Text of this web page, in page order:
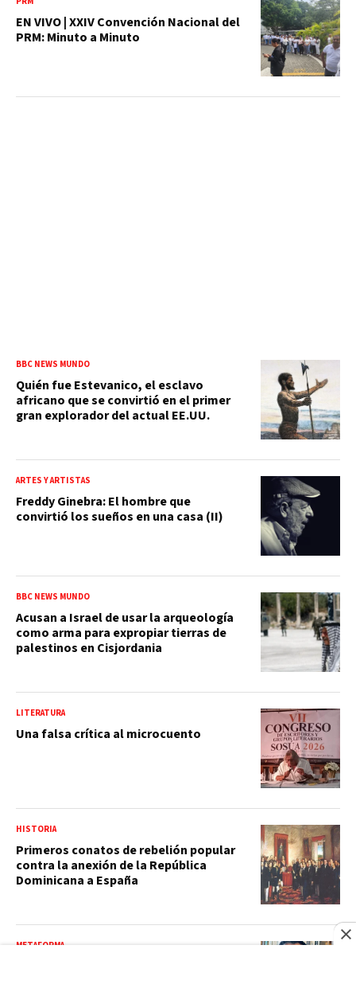
EN VIVO | XXIV Convención Nacional del
PRM: Minuto a Minuto
BBC NEWS MUNDO
Quién fue Estevanico, el esclavo
africano que se convirtió en el primer
gran explorador del actual EE.UU.
ARTES Y ARTISTAS
Freddy Ginebra: El hombre que
convirtió los sueños en una casa (II)
BBC NEWS MUNDO
Acusan a Israel de usar la arqueología
como arma para expropiar tierras de
palestinos en Cisjordania
LITERATURA
Una falsa crítica al microcuento
HISTORIA
Primeros conatos de rebelión popular
contra la anexión de la República
Dominicana a España
METAFORMA